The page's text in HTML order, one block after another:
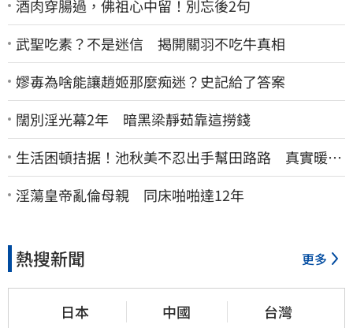
酒肉穿腸過，佛祖心中留！別忘後2句
武聖吃素？不是迷信 揭開關羽不吃牛真相
嫪毐為啥能讓趙姬那麼痴迷？史記給了答案
闊別淫光幕2年 暗黑梁靜茹靠這撈錢
生活困頓拮据！池秋美不忍出手幫田路路 真實暖舉
曝光
淫蕩皇帝亂倫母親 同床啪啪達12年
熱搜新聞 更多
日本 中國 台灣